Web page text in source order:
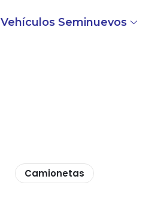
Vehículos Seminuevos
Camionetas